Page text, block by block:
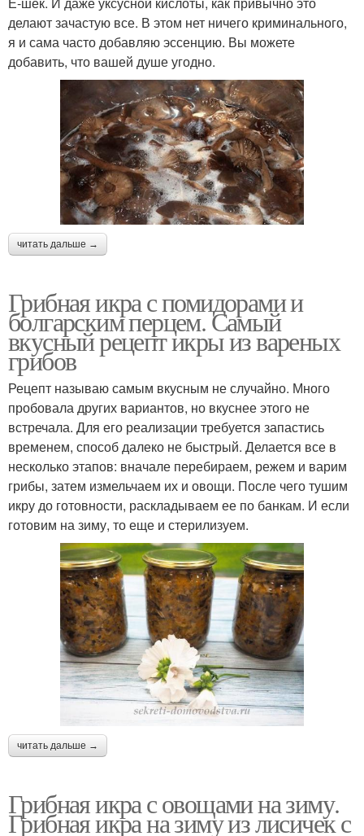
делают зачастую все. В этом нет ничего криминального,
я и сама часто добавляю эссенцию. Вы можете
добавить, что вашей душе угодно.
читать дальше →
Грибная икра с помидорами и
болгарским перцем. Самый
вкусный рецепт икры из вареных
грибов
Рецепт называю самым вкусным не случайно. Много
пробовала других вариантов, но вкуснее этого не
встречала. Для его реализации требуется запастись
временем, способ далеко не быстрый. Делается все в
несколько этапов: вначале перебираем, режем и варим
грибы, затем измельчаем их и овощи. После чего тушим
икру до готовности, раскладываем ее по банкам. И если
готовим на зиму, то еще и стерилизуем.
читать дальше →
Грибная икра с овощами на зиму.
Грибная икра на зиму из лисичек с